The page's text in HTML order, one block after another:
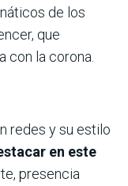
de los
que
con la corona.
redes y su estilo
en este
presencia